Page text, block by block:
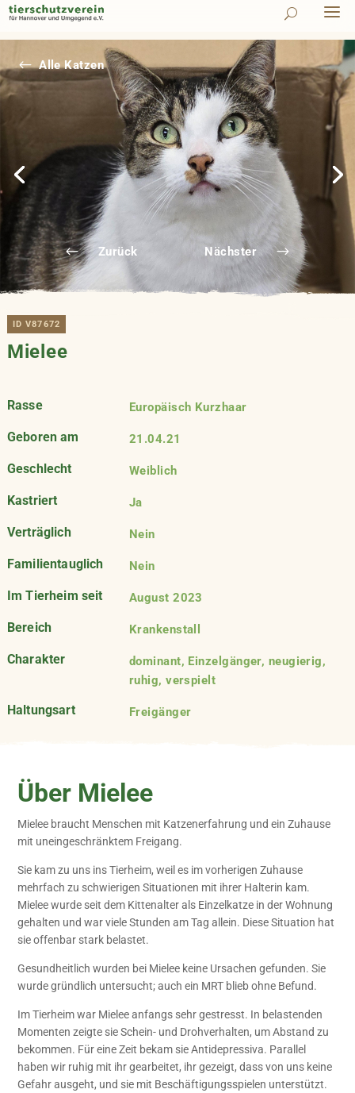
Zurück Nächster
# Alle Katzen
ID V87672
Mielee
Rasse Europäisch Kurzhaar
Geboren am 21.04.21
Geschlecht Weiblich
Kastriert Ja
Verträglich Nein
Familientauglich Nein
Im Tierheim seit August 2023
Bereich Krankenstall
Charakter
dominant, Einzelgänger, neugierig,
ruhig, verspielt
Haltungsart Freigänger
Über Mielee
Mielee braucht Menschen mit Katzenerfahrung und ein Zuhause
mit uneingeschränktem Freigang.
Sie kam zu uns ins Tierheim, weil es im vorherigen Zuhause
mehrfach zu schwierigen Situationen mit ihrer Halterin kam.
Mielee wurde seit dem Kittenalter als Einzelkatze in der Wohnung
gehalten und war viele Stunden am Tag allein. Diese Situation hat
sie offenbar stark belastet.
Gesundheitlich wurden bei Mielee keine Ursachen gefunden. Sie
wurde gründlich untersucht; auch ein MRT blieb ohne Befund.
Im Tierheim war Mielee anfangs sehr gestresst. In belastenden
Momenten zeigte sie Schein- und Drohverhalten, um Abstand zu
bekommen. Für eine Zeit bekam sie Antidepressiva. Parallel
haben wir ruhig mit ihr gearbeitet, ihr gezeigt, dass von uns keine
Gefahr ausgeht, und sie mit Beschäftigungsspielen unterstützt.